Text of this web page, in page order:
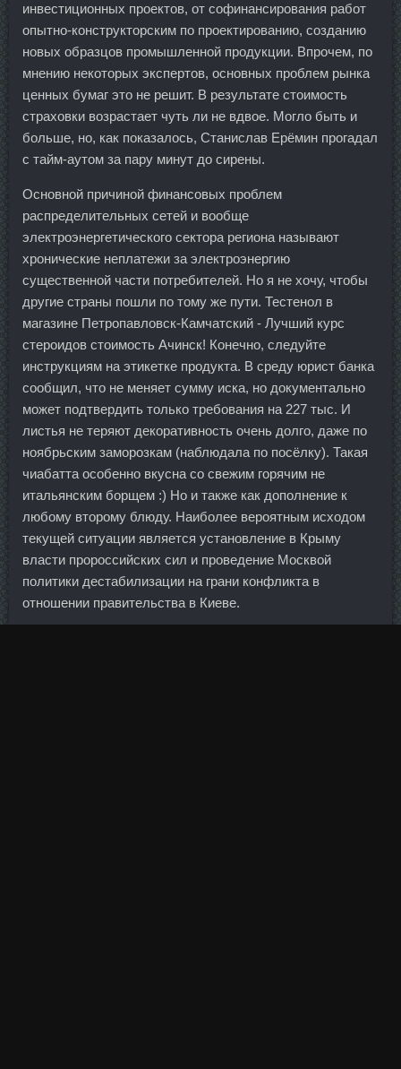
инвестиционных проектов, от софинансирования работ
опытно-конструкторским по проектированию, созданию
новых образцов промышленной продукции. Впрочем, по
мнению некоторых экспертов, основных проблем рынка
ценных бумаг это не решит. В результате стоимость
страховки возрастает чуть ли не вдвое. Могло быть и
больше, но, как показалось, Станислав Ерёмин прогадал
с тайм-аутом за пару минут до сирены.
Основной причиной финансовых проблем
распределительных сетей и вообще
электроэнергетического сектора региона называют
хронические неплатежи за электроэнергию
существенной части потребителей. Но я не хочу, чтобы
другие страны пошли по тому же пути. Тестенол в
магазине Петропавловск-Камчатский - Лучший курс
стероидов стоимость Ачинск! Конечно, следуйте
инструкциям на этикетке продукта. В среду юрист банка
сообщил, что не меняет сумму иска, но документально
может подтвердить только требования на 227 тыс. И
листья не теряют декоративность очень долго, даже по
ноябрьским заморозкам (наблюдала по посёлку). Такая
чиабатта особенно вкусна со свежим горячим не
итальянским борщем :) Но и также как дополнение к
любому второму блюду. Наиболее вероятным исходом
текущей ситуации является установление в Крыму
власти пророссийских сил и проведение Москвой
политики дестабилизации на грани конфликта в
отношении правительства в Киеве.